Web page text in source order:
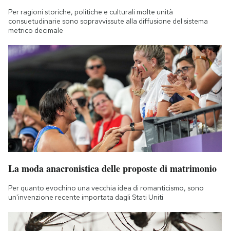
Per ragioni storiche, politiche e culturali molte unità
consuetudinarie sono sopravvissute alla diffusione del sistema
metrico decimale
La moda anacronistica delle proposte di matrimonio
Per quanto evochino una vecchia idea di romanticismo, sono
un'invenzione recente importata dagli Stati Uniti